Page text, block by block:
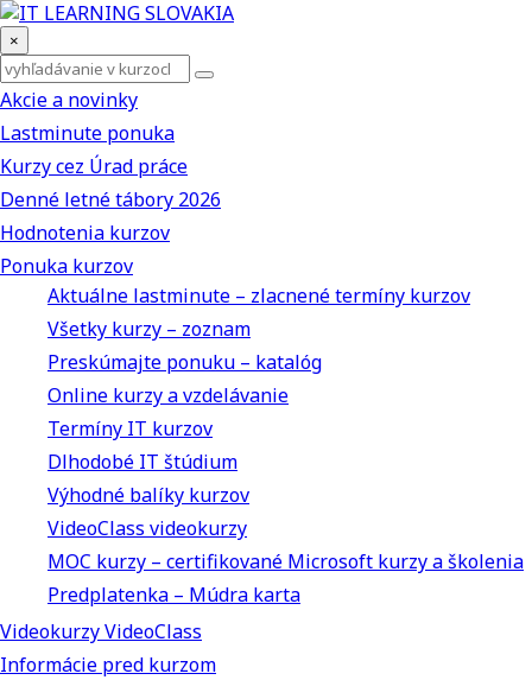
×
Akcie a novinky
Lastminute ponuka
Kurzy cez Úrad práce
Denné letné tábory 2026
Hodnotenia kurzov
Ponuka kurzov
Aktuálne lastminute – zlacnené termíny kurzov
Všetky kurzy – zoznam
Preskúmajte ponuku – katalóg
Online kurzy a vzdelávanie
Termíny IT kurzov
Dlhodobé IT štúdium
Výhodné balíky kurzov
VideoClass videokurzy
MOC kurzy – certifikované Microsoft kurzy a školenia
Predplatenka – Múdra karta
Videokurzy VideoClass
Informácie pred kurzom